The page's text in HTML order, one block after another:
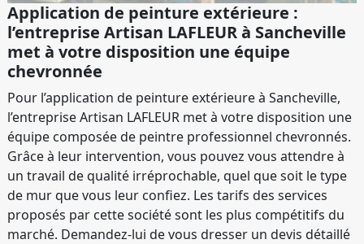
Application de peinture extérieure :
l’entreprise Artisan LAFLEUR à Sancheville
met à votre disposition une équipe
chevronnée
Pour l’application de peinture extérieure à Sancheville,
l’entreprise Artisan LAFLEUR met à votre disposition une
équipe composée de peintre professionnel chevronnés.
Grâce à leur intervention, vous pouvez vous attendre à
un travail de qualité irréprochable, quel que soit le type
de mur que vous leur confiez. Les tarifs des services
proposés par cette société sont les plus compétitifs du
marché. Demandez-lui de vous dresser un devis détaillé